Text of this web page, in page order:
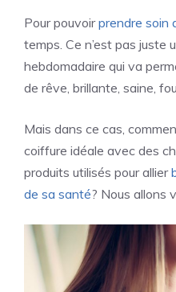
Pour pouvoirprendre soin
temps. Ce n’est pas juste
hebdomadaire qui va
de rêve, brillante, saine,
Mais dans ce cas,
coiffure idéale avec des
produits utilisés pour allier
de sa santé? Nous allons